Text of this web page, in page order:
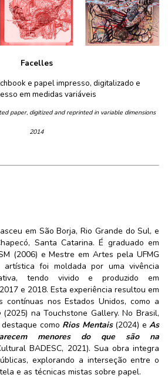
Facelles
e papel impresso, digitalizado e
em medidas variáveis
paper, digitized and reprinted in variable dimensions
2014
em São Borja, Rio Grande do Sul, e
Santa Catarina. É graduado em
(2006) e Mestre em Artes pela UFMG
foi moldada por uma vivência
tendo vivido e produzido em
e 2018. Esta experiência resultou em
contínuas nos Estados Unidos, como a
(2025) na Touchstone Gallery. No Brasil,
como Rios Mentais (2024) eAs
menores do que são na
BADESC, 2021). Sua obra integra
explorando a interseção entre o
e as técnicas mistas sobre papel.